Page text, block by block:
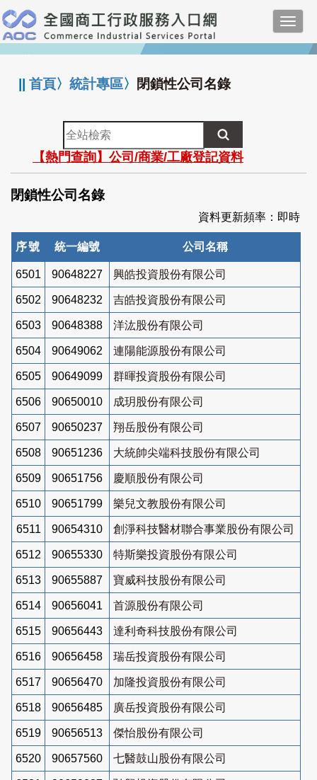
跳
到
主
要
:::
||首頁〉統計專區〉 閉鎖性公司名錄
全
站
檢
索
【熱門查詢】公司/商業/工廠登記資料
閉鎖性公司名錄
資料更新頻率：即時
序號 統一編號 公司名稱
6501 90648227 興皓投資股份有限公司
6502 90648232 吉皓投資股份有限公司
6503 90648388 洋汯股份有限公司
6504 90649062 連陽能源股份有限公司
6505 90649099 群暉投資股份有限公司
6506 90650010 成玥股份有限公司
6507 90650237 翔岳股份有限公司
6508 90651236 大統帥尖端科技股份有限公司
6509 90651756 慶順股份有限公司
6510 90651799 樂兒文教股份有限公司
6511 90654310 創淨科技醫材聯合事業股份有限公司
6512 90655330 特斯樂投資股份有限公司
6513 90655887 寶威科技股份有限公司
6514 90656041 首源股份有限公司
6515 90656443 達利奇科技股份有限公司
6516 90656458 瑞岳投資股份有限公司
6517 90656470 加隆投資股份有限公司
6518 90656485 廣岳投資股份有限公司
6519 90656513 傑怡股份有限公司
6520 90657560 七醫鼓山股份有限公司